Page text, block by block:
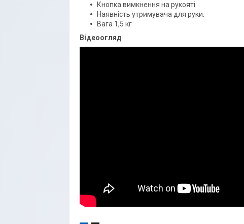
Кнопка вимкнення на рукояті.
Наявність утримувача для руки.
Вага 1,5 кг
Відеоогляд